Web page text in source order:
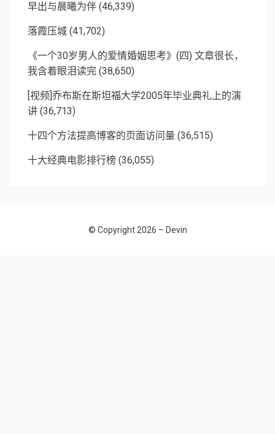
早出与晨曦为伴 (46,339)
落霞压城 (41,702)
《一个30岁男人的爱情婚姻思考》(四) 文章很长，
我含着眼泪读完 (38,650)
[视频]乔布斯在斯坦福大学2005年毕业典礼上的演
讲 (36,713)
十四个方法提高博客的页面访问量 (36,515)
十大经典电影排行榜 (36,055)
© Copyright 2026 – Devin